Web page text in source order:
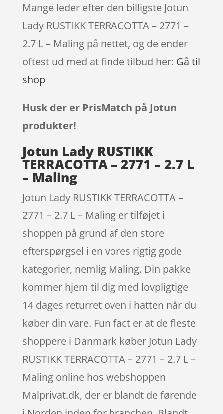
Mange leder efter den billigste Jotun
Lady RUSTIKK TERRACOTTA – 2771 –
2.7 L – Maling på nettet, og de ender
oftest ud med at finde tilbud her: Gå til
shop
Husk der er PrisMatch på Jotun
produkter!
Jotun Lady RUSTIKK
TERRACOTTA – 2771 – 2.7 L
– Maling
Jotun Lady RUSTIKK TERRACOTTA –
2771 – 2.7 L – Maling er tilføjet i
shoppen på grund af den store
efterspørgsel i en vores rigtig gode
kategorier, nemlig Maling. Din pakke
kommer hjem til dig med lovpligtige
14 dages returret oven i hatten når du
køber din vare. Fun fact er at de fleste
shoppere i Danmark køber Jotun Lady
RUSTIKK TERRACOTTA – 2771 – 2.7 L –
Maling online hos webshoppen
Malprivat.dk, der er blandt de førende